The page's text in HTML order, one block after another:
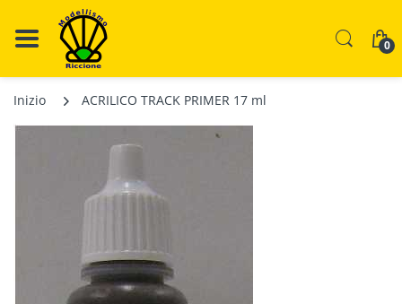
0
Inizio ACRILICO TRACK PRIMER 17 ml